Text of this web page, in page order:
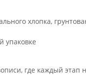
хлопка,
упаковке
где каждый